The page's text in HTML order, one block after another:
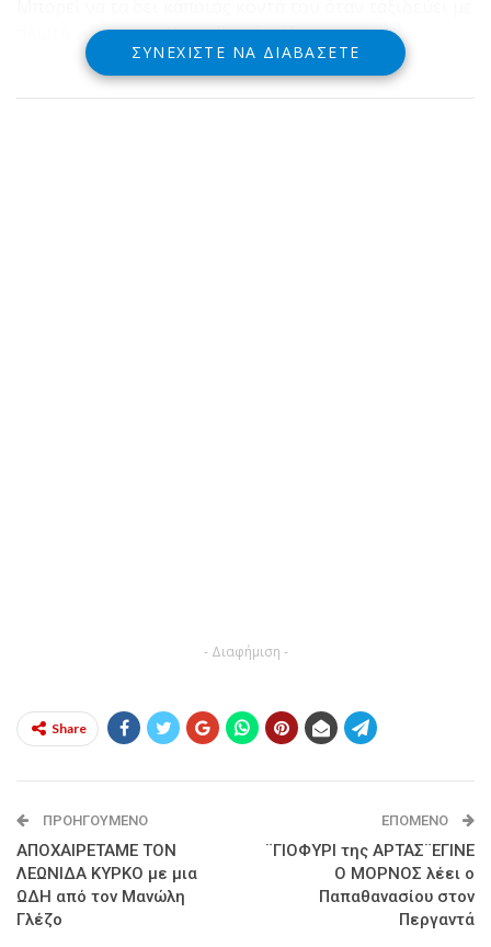
πλωτό μέσο στον Κορινθιακό κόλπο.
ΣΥΝΕΧΊΣΤΕ ΝΑ ΔΙΑΒΆΣΕΤΕ
- Διαφήμιση -
Share
ΠΡΟΗΓΟΎΜΕΝΟ
ΑΠΟΧΑΙΡΕΤΑΜΕ ΤΟΝ
ΛΕΩΝΙΔΑ ΚΥΡΚΟ με μια
ΩΔΗ από τον Μανώλη
Γλέζο
ΕΠΌΜΕΝΟ
¨ΓΙΟΦΥΡΙ της ΑΡΤΑΣ¨ΕΓΙΝΕ
Ο ΜΟΡΝΟΣ λέει ο
Παπαθανασίου στον
Περγαντά